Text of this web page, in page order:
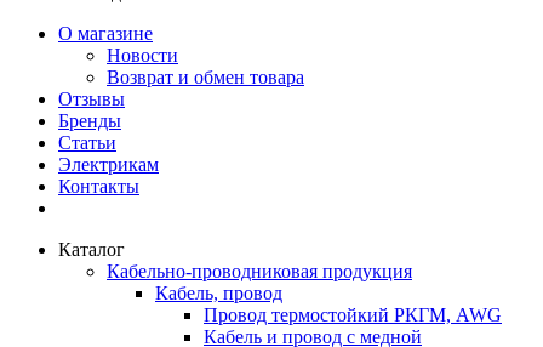
О магазине
Новости
Возврат и обмен товара
Отзывы
Бренды
Статьи
Электрикам
Контакты
Каталог
Кабельно-проводниковая продукция
Кабель, провод
Провод термостойкий РКГМ, AWG
Кабель и провод с медной